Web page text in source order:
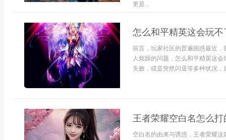
更是...
怎么和平精英这会玩
前言，玩家社区的普遍困惑最近
人烦躁的问题，怎么和平精英这
失败，或是突然闪退等多种状况，
王者荣耀空白名怎么
空白名的由来与诱惑，王者荣耀